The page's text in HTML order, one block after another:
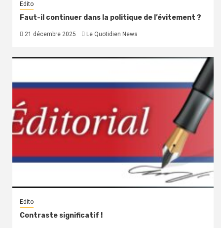
Edito
Faut-il continuer dans la politique de l’évitement ?
21 décembre 2025 Le Quotidien News
Edito
Contraste significatif !